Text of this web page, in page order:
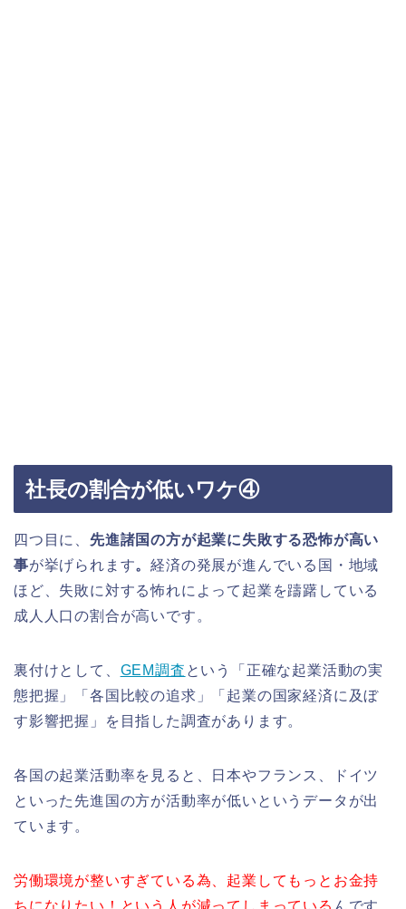
社長の割合が低いワケ④
四つ目に、 先進諸国の方が起業に失敗する恐怖が高い
事が挙げられます。経済の発展が進んでいる国・地域
ほど、失敗に対する怖れによって起業を躊躇している
成人人口の割合が高いです。
裏付けとして、 GEM調査 という「正確な起業活動の実
態把握」「各国比較の追求」「起業の国家経済に及ぼ
す影響把握」を目指した調査があります。
各国の起業活動率を見ると、日本やフランス、ドイツ
といった先進国の方が活動率が低いというデータが出
ています。
労働環境が整いすぎている為、起業してもっとお金持
ちになりたい！という人が減ってしまっている んです